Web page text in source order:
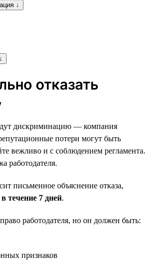
↓
отказать
дискриминацию — компания
потери могут быть
вежливо и с соблюдением регламента.
работодателя.
письменное объяснение отказа,
в течение 7 дней.
работодателя, но он должен быть:
признаков